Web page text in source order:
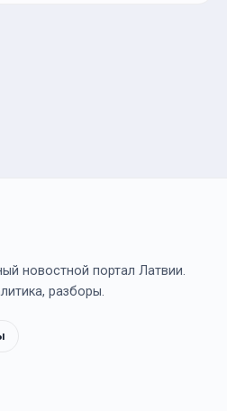
новостной портал Латвии.
разборы.